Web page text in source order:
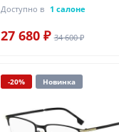
Доступно в 1 салоне
27 680 ₽ 34 600 ₽
-20% Новинка